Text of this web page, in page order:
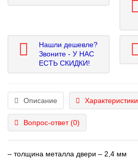
Нашли дешевле?
Звоните - У НАС
ЕСТЬ СКИДКИ!
Описание Характеристики
Вопрос-ответ(0)
– толщина металла двери – 2,4 мм